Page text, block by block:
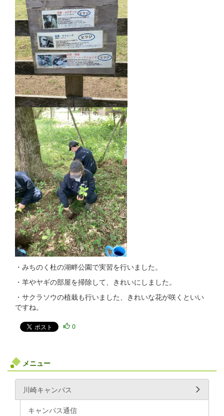
・みちのく杜の湖畔公園で実習を行いました。
・羊やヤギの部屋を掃除して、きれいにしました。
・サクラソウの植栽も行いました、きれいな花が咲くといい
ですね。
0
メニュー
川崎キャンパス
キャンパス通信